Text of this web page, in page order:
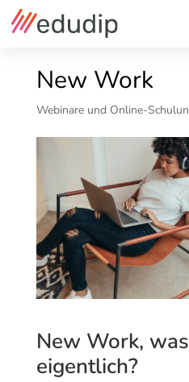
New Work
Webinare und Online-
New Work,
eigentlich?